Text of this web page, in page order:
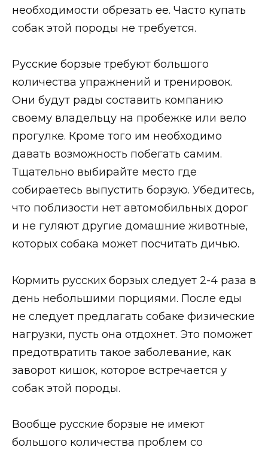
необходимости обрезать ее. Часто купать
собак этой породы не требуется.
Русские борзые требуют большого
количества упражнений и тренировок.
Они будут рады составить компанию
своему владельцу на пробежке или вело
прогулке. Кроме того им необходимо
давать возможность побегать самим.
Тщательно выбирайте место где
собираетесь выпустить борзую. Убедитесь,
что поблизости нет автомобильных дорог
и не гуляют другие домашние животные,
которых собака может посчитать дичью.
Кормить русских борзых следует 2-4 раза в
день небольшими порциями. После еды
не следует предлагать собаке физические
нагрузки, пусть она отдохнет. Это поможет
предотвратить такое заболевание, как
заворот кишок, которое встречается у
собак этой породы.
Вообще русские борзые не имеют
большого количества проблем со